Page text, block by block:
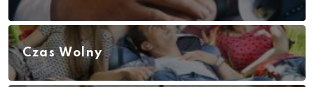
Czas Wolny